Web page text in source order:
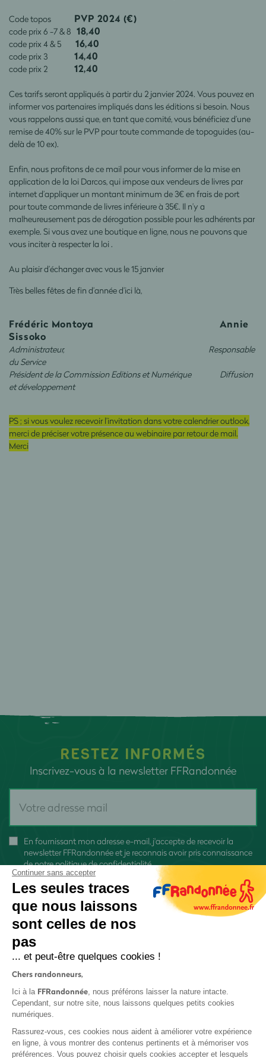
Code topos PVP 2024 (€)
code prix 6 -7 & 8 18,40
code prix 4 & 5 16,40
code prix 3 14,40
code prix 2 12,40
Ces tarifs seront appliqués à partir du 2 janvier 2024. Vous pouvez en
informer vos partenaires impliqués dans les éditions si besoin. Nous
vous rappelons aussi que, en tant que comité, vous bénéficiez d’une
remise de 40% sur le PVP pour toute commande de topoguides (au-
delà de 10 ex).
Enfin, nous profitons de ce mail pour vous informer de la mise en
application de la loi Darcos, qui impose aux vendeurs de livres par
internet d’appliquer un montant minimum de 3€ en frais de port
pour toute commande de livres inférieure à 35€. Il n’y a
malheureusement pas de dérogation possible pour les adhérents par
exemple. Si vous avez une boutique en ligne, nous ne pouvons que
vous inciter à respecter la loi .
Au plaisir d’échanger avec vous le 15 janvier
Très belles fêtes de fin d’année d’ici là,
Frédéric Montoya
Annie
Sissoko
Administrateur, Responsable
du Service
Président de la Commission Editions et Numérique
Diffusion
et développement
PS ; si vous voulez recevoir l’invitation dans votre calendrier outlook,
merci de préciser votre présence au webinaire par retour de mail.
Merci
RESTEZ INFORMÉS
Inscrivez-vous à la newsletter FFRandonnée
En fournissant mon adresse e-mail, j'accepte de recevoir la
newsletter FFRandonnée et je reconnais avoir pris connaissance
denotre politique de confidentialité
Protection des données
Continuer sans accepter
Les seules traces
que nous laissons
sont celles de nos
pas
... et peut-être quelques cookies !
Chers randonneurs,
Ici à la FFRandonnée, nous préférons laisser la nature intacte.
Cependant, sur notre site, nous laissons quelques petits cookies
numériques.
Rassurez-vous, ces cookies nous aident à améliorer votre expérience
en ligne, à vous montrer des contenus pertinents et à mémoriser vos
préférences. Vous pouvez choisir quels cookies accepter et lesquels